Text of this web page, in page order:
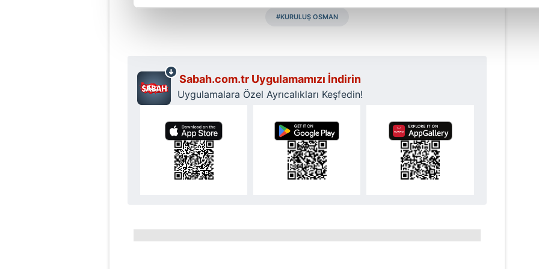
Sizlere daha iyi bir hizmet sunabilmek için İnternet Sitemizde kendimize ve üçüncü kişilere ait
reklam/pazarlama faaliyetlerinin yapılması, amaçlarıyla sınırlı olarak açık rızanız dahilinde
Çerezlere ilişkin tercihlerinizi aşağıda yer alan panel vasıtasıyla belirleyebilirsiniz. Çerezlere
6698 sayılı Kişisel Verilerin Korunması Kanunu uyarınca hazırlanmış Aydınlatma Metnimizi
mevzuata uygun olarak kullanılan çerezlerle ilgili bilgi almak için lütfentıklayınız
#KURULUŞ OSMAN
Sabah.com.tr Uygulamamızı İndirin
Uygulamalara Özel Ayrıcalıkları Keşfedin!